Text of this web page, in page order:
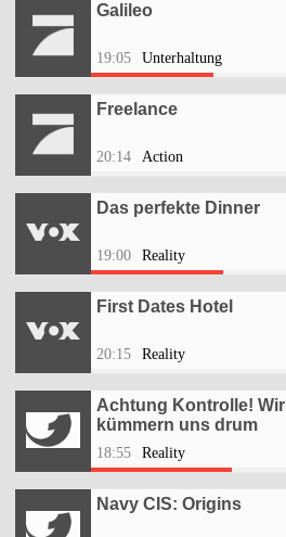
Galileo
19:05 Unterhaltung
Freelance
20:14 Action
Das perfekte Dinner
19:00 Reality
First Dates Hotel
20:15 Reality
Achtung Kontrolle! Wir
kümmern uns drum
18:55 Reality
Navy CIS: Origins